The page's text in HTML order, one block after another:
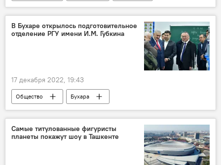
Узбекистан
В Бухаре открылось подготовительное
отделение РГУ имени И.М. Губкина
17 декабря 2022, 19:43
Общество
Бухара
РГУ нефти и газа имени Губкина
Самые титулованные фигуристы
планеты покажут шоу в Ташкенте